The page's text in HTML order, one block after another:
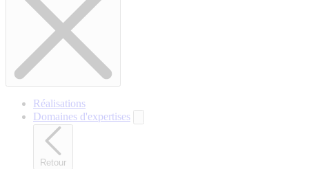
Réalisations
Domaines d'expertises
Retour